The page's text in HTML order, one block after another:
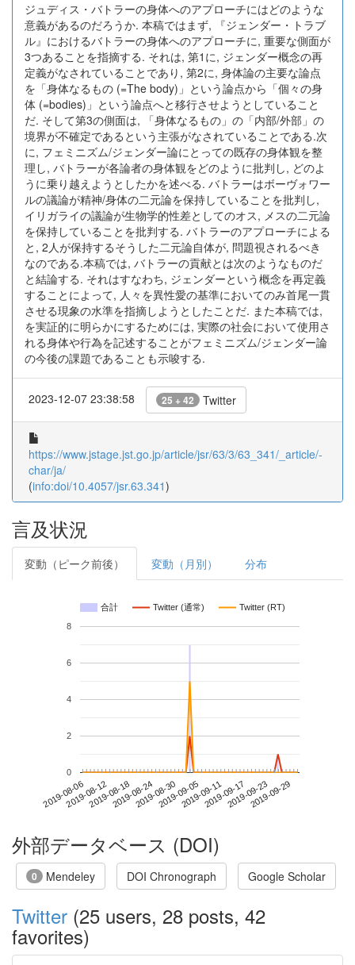
ジュディス・バトラーの身体へのアプローチにはどのような
意義があるのだろうか. 本稿ではまず, 『ジェンダー・トラブ
ル』におけるバトラーの身体へのアプローチに, 重要な側面が
3つあることを指摘する. それは, 第1に, ジェンダー概念の再
定義がなされていることであり, 第2に, 身体論の主要な論点
を「身体なるもの (=The body)」という論点から「個々の身
体 (=bodies)」という論点へと移行させようとしていること
だ. そして第3の側面は, 「身体なるもの」の「内部/外部」の
境界が不確定であるという主張がなされていることである.次
に, フェミニズム/ジェンダー論にとっての既存の身体観を整
理し, バトラーが各論者の身体観をどのように批判し, どのよ
うに乗り越えようとしたかを述べる. バトラーはボーヴォワー
ルの議論が精神/身体の二元論を保持していることを批判し,
イリガライの議論が生物学的性差としてのオス, メスの二元論
を保持していることを批判する. バトラーのアプローチによる
と, 2人が保持するそうした二元論自体が, 問題視されるべき
なのである.本稿では, バトラーの貢献とは次のようなものだ
と結論する. それはすなわち, ジェンダーという概念を再定義
することによって, 人々を異性愛の基準においてのみ首尾一貫
させる現象の水準を指摘しようとしたことだ. また本稿では,
を実証的に明らかにするためには, 実際の社会において使用さ
れる身体や行為を記述することがフェミニズム/ジェンダー論
の今後の課題であることも示唆する.
2023-12-07 23:38:58 25 + 42 Twitter
https://www.jstage.jst.go.jp/article/jsr/63/3/63_341/_article/-
char/ja/
(info:doi/10.4057/jsr.63.341)
言及状況
変動（ピーク前後） 変動（月別） 分布
合計 Twitter (通常) Twitter (RT)
2019-08-062019-08-122019-08-182019-08-242019-08-302019-09-052019-09-112019-09-172019-09-232019-09-29
0
2
4
6
8
外部データベース (DOI)
0 Mendeley DOI Chronograph Google Scholar
Twitter (25 users, 28 posts, 42
favorites)